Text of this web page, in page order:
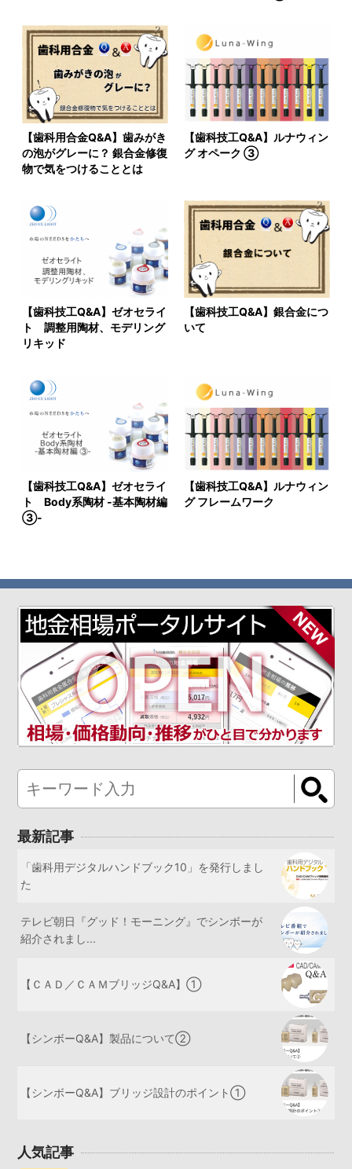
【歯科用合金Q&A】歯みがき
の泡がグレーに？ 銀合金修復
物で気をつけることとは
【歯科技工Q&A】ルナウィン
グ オペーク ③
【歯科技工Q&A】ゼオセライ
ト 調整用陶材、モデリング
リキッド
【歯科技工Q&A】銀合金につ
いて
【歯科技工Q&A】ゼオセライ
ト Body系陶材 -基本陶材編
③-
【歯科技工Q&A】ルナウィン
グ フレームワーク
最新記事
「歯科用デジタルハンドブック10」を発行しまし
た
テレビ朝日『グッド！モーニング』でシンボーが
紹介されまし...
【ＣＡＤ／ＣＡＭブリッジQ&A】①
【シンボーQ&A】製品について②
【シンボーQ&A】ブリッジ設計のポイント①
人気記事